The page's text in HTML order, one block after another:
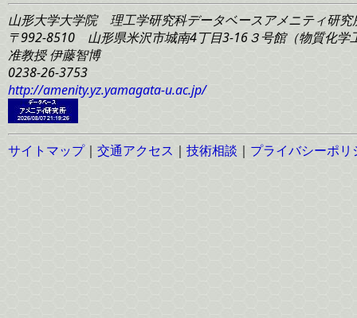
山形大学大学院 理工学研究科データベースアメニティ研究
〒992-8510 山形県米沢市城南4丁目3-16３号館（物質化学
准教授 伊藤智博
0238-26-3753
http://amenity.yz.yamagata-u.ac.jp/
サイトマップ｜ 交通アクセス ｜ 技術相談 ｜ プライバシーポリ